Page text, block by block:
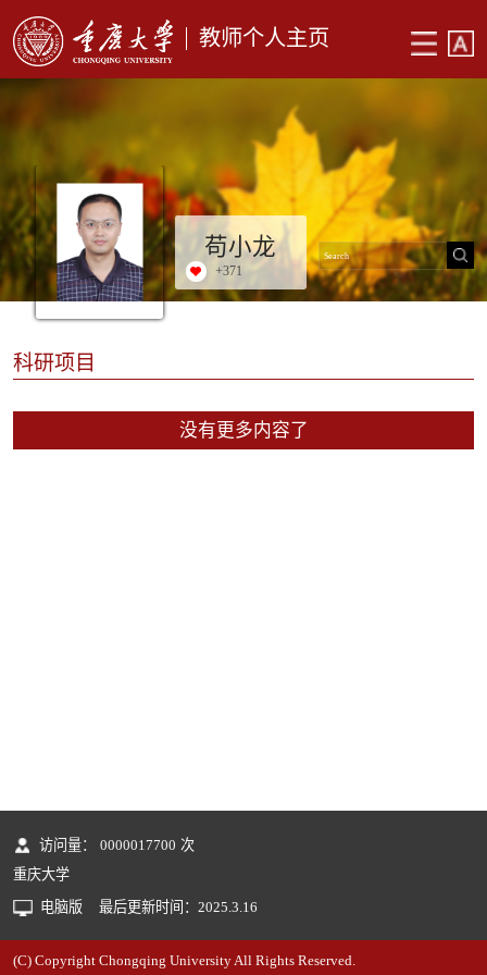
教师个人主页
苟小龙
+371
科研项目
没有更多内容了
访问量： 0000017700 次
重庆大学
电脑版
最后更新时间： 2025 3 16
(C) Copyright Chongqing University All Rights Reserved.